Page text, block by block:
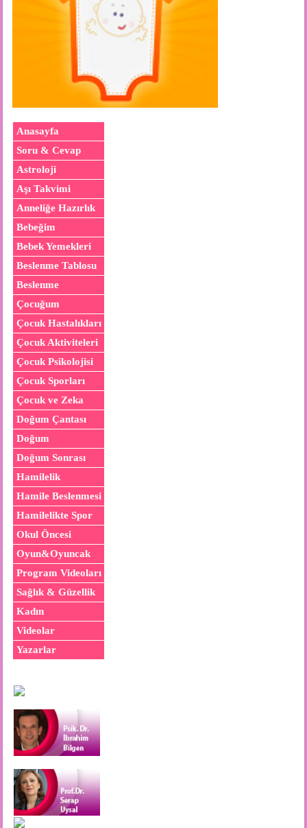
Anasayfa
Soru & Cevap
Astroloji
Aşı Takvimi
Anneliğe Hazırlık
Bebeğim
Bebek Yemekleri
Beslenme Tablosu
Beslenme
Çocuğum
Çocuk Hastalıkları
Çocuk Aktiviteleri
Çocuk Psikolojisi
Çocuk Sporları
Çocuk ve Zeka
Doğum Çantası
Doğum
Doğum Sonrası
Hamilelik
Hamile Beslenmesi
Hamilelikte Spor
Okul Öncesi
Oyun&Oyuncak
Program Videoları
Sağlık & Güzellik
Kadın
Videolar
Yazarlar